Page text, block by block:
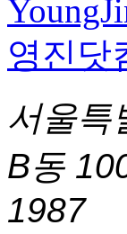
서울특
B동
1987